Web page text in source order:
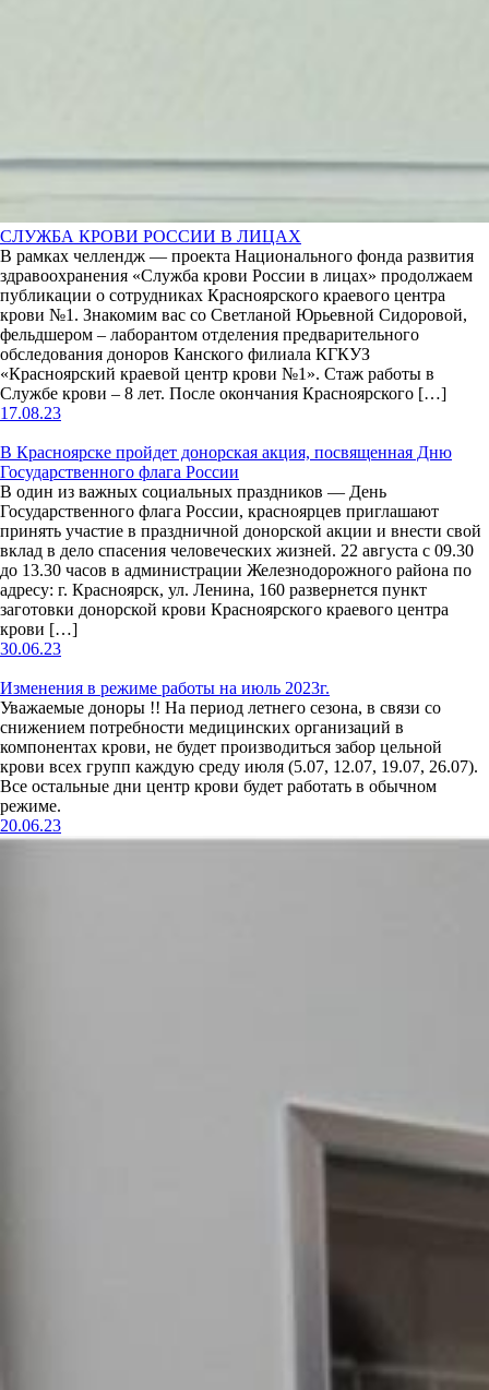
СЛУЖБА КРОВИ РОССИИ В ЛИЦАХ
В рамках челлендж — проекта Национального фонда развития
здравоохранения «Служба крови России в лицах» продолжаем
публикации о сотрудниках Красноярского краевого центра
крови №1. Знакомим вас со Светланой Юрьевной Сидоровой,
фельдшером – лаборантом отделения предварительного
обследования доноров Канского филиала КГКУЗ
«Красноярский краевой центр крови №1». Стаж работы в
Службе крови – 8 лет. После окончания Красноярского […]
17.08.23
В Красноярске пройдет донорская акция, посвященная Дню
Государственного флага России
В один из важных социальных праздников — День
Государственного флага России, красноярцев приглашают
принять участие в праздничной донорской акции и внести свой
вклад в дело спасения человеческих жизней. 22 августа с 09.30
до 13.30 часов в администрации Железнодорожного района по
адресу: г. Красноярск, ул. Ленина, 160 развернется пункт
заготовки донорской крови Красноярского краевого центра
крови […]
30.06.23
Изменения в режиме работы на июль 2023г.
Уважаемые доноры !! На период летнего сезона, в связи со
снижением потребности медицинских организаций в
компонентах крови, не будет производиться забор цельной
крови всех групп каждую среду июля (5.07, 12.07, 19.07, 26.07).
Все остальные дни центр крови будет работать в обычном
режиме.
20.06.23